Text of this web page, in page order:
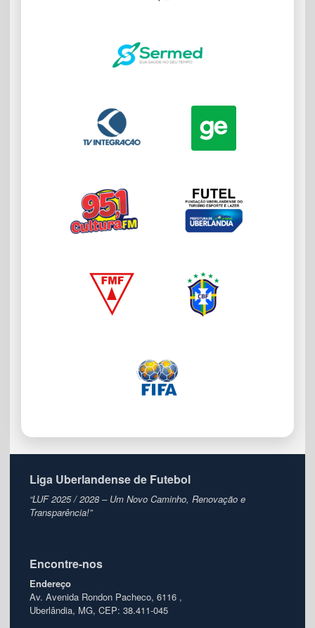
Liga Uberlandense de Futebol
“LUF 2025 / 2028 – Um Novo Caminho, Renovação e
Transparência!”
Encontre-nos
Endereço
Av. Avenida Rondon Pacheco, 6116 ,
Uberlândia, MG, CEP: 38.411-045